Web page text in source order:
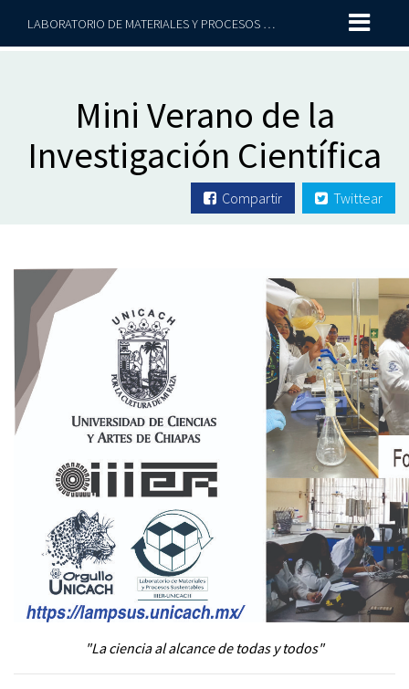
LABORATORIO DE MATERIALES Y PROCESOS SUSTENTABLES
Mini Verano de la
Investigación Científica
Compartir Twittear
"La ciencia al alcance de todas y todos"